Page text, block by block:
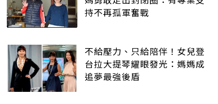
持不再孤軍奮戰
不給壓力、只給陪伴！女兒登
台拉大提琴耀眼發光：媽媽成
追夢最強後盾